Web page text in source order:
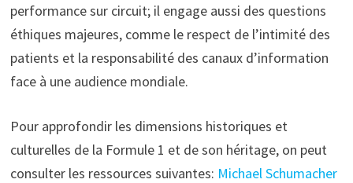
performance sur circuit; il engage aussi des questions
éthiques majeures, comme le respect de l’intimité des
patients et la responsabilité des canaux d’information
face à une audience mondiale.
Pour approfondir les dimensions historiques et
culturelles de la Formule 1 et de son héritage, on peut
consulter les ressources suivantes: Michael Schumacher